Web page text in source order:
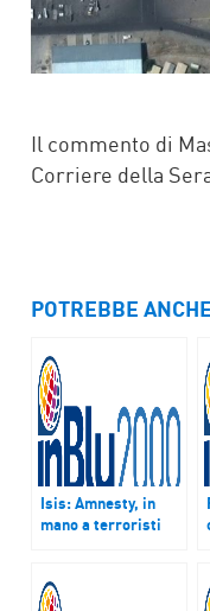
Il commento di
Corriere della
POTREBBE
Isis: Amnesty, in
mano a terroristi